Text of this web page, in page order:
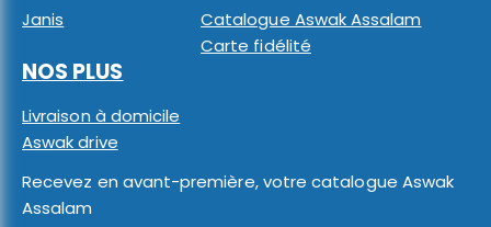
Janis
Catalogue Aswak Assalam
Carte fidélité
NOS PLUS
Livraison à domicile
Aswak drive
Recevez en avant-première, votre catalogue Aswak
Assalam